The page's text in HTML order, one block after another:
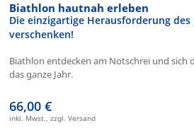
Biathlon hautnah erleben
Die einzigartige Herausforderung
verschenken!
Biathlon entdecken am Notschrei und sich
das ganze Jahr.
66,00 €
inkl. Mwst., zzgl. Versand